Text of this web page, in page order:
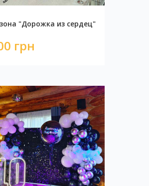
"Дорожка из сердец"
грн